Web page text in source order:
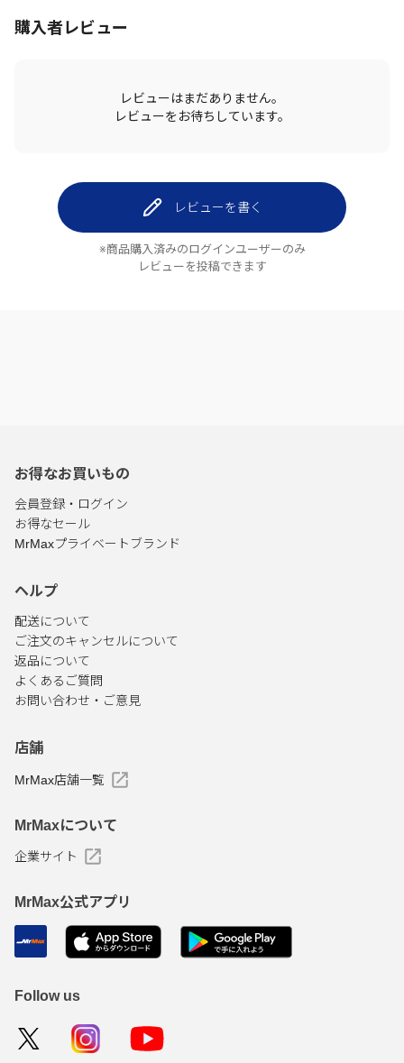
購入者レビュー
レビューはまだありません。
レビューをお待ちしています。
レビューを書く
※商品購入済みのログインユーザーのみ
レビューを投稿できます
お得なお買いもの
会員登録・ログイン
お得なセール
MrMaxプライベートブランド
ヘルプ
配送について
ご注文のキャンセルについて
返品について
よくあるご質問
お問い合わせ・ご意見
店舗
MrMax店舗一覧
MrMaxについて
企業サイト
MrMax公式アプリ
Follow us